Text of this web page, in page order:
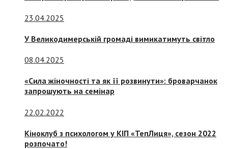
23.04.2025
У Великодимерській громаді вимикатимуть світло
08.04.2025
«Сила жіночності та як її розвинути»: броварчанок
запрошують на семінар
22.02.2022
Кіноклуб з психологом у КІП «ТепЛиця», сезон 2022
розпочато!